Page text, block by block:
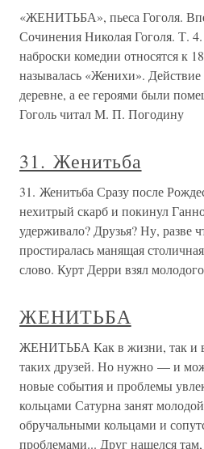
«ЖЕНИТЬБА», пьеса Гоголя.
Сочинения Николая Гоголя. Т.
наброски комедии относятся к
называлась «Женихи».
деревне, а ее героями были
Гоголь читал М. П. Погодину
31. Женитьба
31. Женитьба Сразу после
нехитрый скарб и покинул
удерживало? Друзья? Ну, разве
простиралась манящая
слово. Курт Дерри взял
ЖЕНИТЬБА
ЖЕНИТЬБА Как в жизни, так и в
таких друзей. Но нужно — и
новые события и проблемы
кольцами Сатурна занят
обручальными кольцами и
проблемами... Друг нашелся